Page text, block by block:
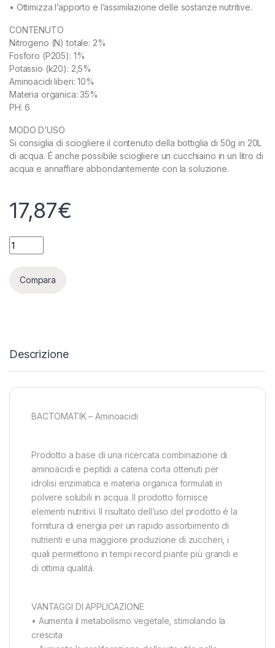
• Ottimizza l’apporto e l’assimilazione delle sostanze nutritive.
CONTENUTO
Nitrogeno (N) totale: 2%
Fosforo (P205): 1%
Potassio (k20): 2,5%
Aminoacidi liberi: 10%
Materia organica: 35%
PH: 6
MODO D’USO
Si consiglia di sciogliere il contenuto della bottiglia di 50g in 20L
di acqua. É anche possibile sciogliere un cucchiaino in un litro di
acqua e annaffiare abbondantemente con la soluzione.
17,87€
AGROBACTERIAS - BACTOMATIK - 50 GR quantity
Compara
Descrizione
BACTOMATIK – Aminoacidi
Prodotto a base di una ricercata combinazione di
aminoacidi e peptidi a catena corta ottenuti per
idrolisi enzimatica e materia organica formulati in
polvere solubili in acqua. Il prodotto fornisce
elementi nutritivi. Il risultato dell’uso del prodotto é la
fornitura di energia per un rapido assorbimento di
nutrienti e una maggiore produzione di zuccheri, i
quali permettono in tempi record piante più grandi e
di ottima qualitá.
VANTAGGI DI APPLICAZIONE
• Aumenta il metabolismo vegetale, stimolando la
crescita